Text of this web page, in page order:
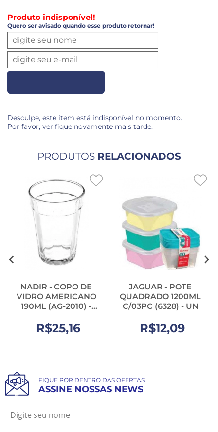
Produto indisponível!
Quero ser avisado quando esse produto retornar!
Desculpe, este item está indisponível no momento.
Por favor, verifique novamente mais tarde.
PRODUTOS RELACIONADOS
NADIR - COPO DE
VIDRO AMERICANO
190ML (AG-2010) -
R$25,16
JAGUAR - POTE
QUADRADO 1200ML
C/03PC (6328) - UN
R$12,09
FIQUE POR DENTRO DAS OFERTAS
ASSINE NOSSAS NEWS